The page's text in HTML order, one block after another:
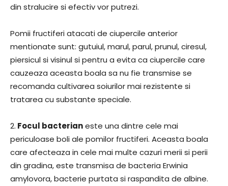
din stralucire si efectiv vor putrezi.
Pomii fructiferi atacati de ciupercile anterior
mentionate sunt: gutuiul, marul, parul, prunul, ciresul,
piersicul si visinul si pentru a evita ca ciupercile care
cauzeaza aceasta boala sa nu fie transmise se
recomanda cultivarea soiurilor mai rezistente si
tratarea cu substante speciale.
2. Focul bacterianeste una dintre cele mai
periculoase boli ale pomilor fructiferi. Aceasta boala
care afecteaza in cele mai multe cazuri merii si perii
din gradina, este transmisa de bacteria Erwinia
amylovora, bacterie purtata si raspandita de albine.